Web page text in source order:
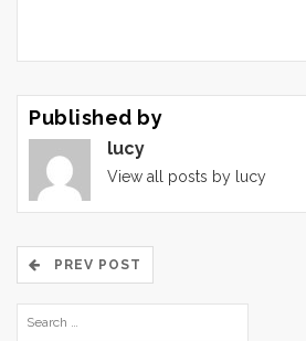
Published by
lucy
View all posts by lucy
PREV POST